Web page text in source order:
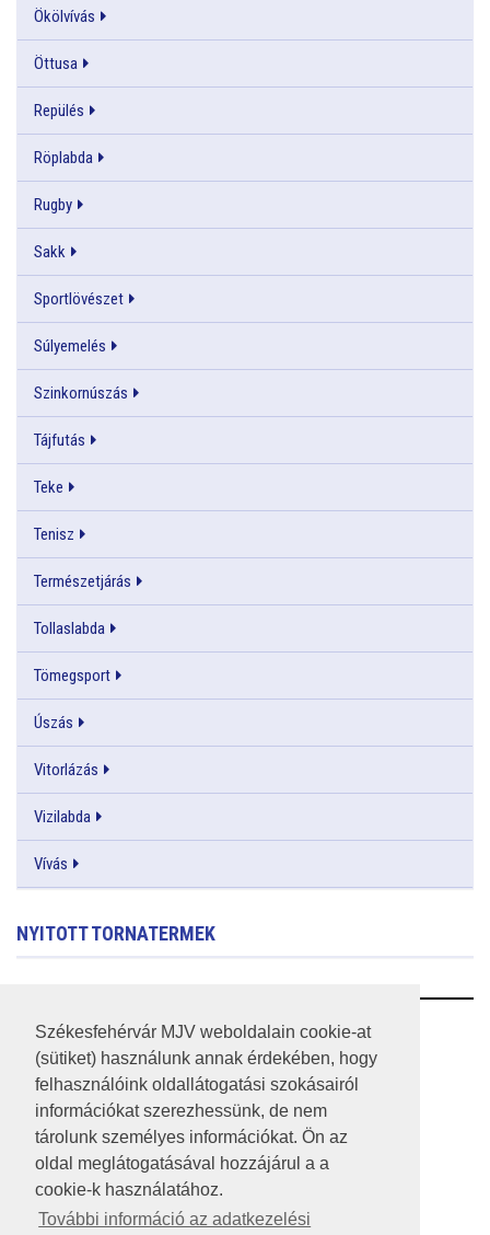
Székesfehérvár MJV weboldalain cookie-at
(sütiket) használunk annak érdekében, hogy
felhasználóink oldallátogatási szokásairól
információkat szerezhessünk, de nem
tárolunk személyes információkat. Ön az
oldal meglátogatásával hozzájárul a a
cookie-k használatához.
További információ az adatkezelési
Ökölvívás
Öttusa
Repülés
Röplabda
Rugby
Sakk
Sportlövészet
Súlyemelés
Szinkornúszás
Tájfutás
Teke
Tenisz
Természetjárás
Tollaslabda
Tömegsport
Úszás
Vitorlázás
Vizilabda
Vívás
NYITOTT TORNATERMEK
RSS
A HONLAP 2017.03.31-I ÁLLAPOTA
JOGI NYILATKOZAT
IMPRESSZUM